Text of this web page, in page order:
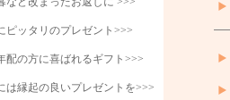
ピッタリのプレゼント>>>
配の方に喜ばれるギフト>>>
は縁起の良いプレゼントを>>>